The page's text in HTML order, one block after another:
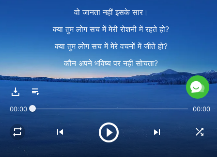
वो जानता नहीं इसके सार।
क्या तुम लोग सच में मेरी रोशनी में रहते हो?
क्या तुम लोग सच में मेरे वचनों में जीते हो?
कौन अपने भविष्य पर नहीं सोचता?
कौन अपने नसीब से दुखी नहीं होता?
क्या इंसान को राज्य के आशीष
00:00 00:00